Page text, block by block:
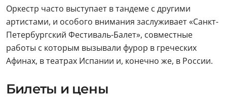
Оркестр часто выступает в тандеме с другими
артистами, и особого внимания заслуживает «Санкт-
Петербургский Фестиваль-Балет», совместные
работы с которым вызывали фурор в греческих
Афинах, в театрах Испании и, конечно же, в России.
Билеты и цены